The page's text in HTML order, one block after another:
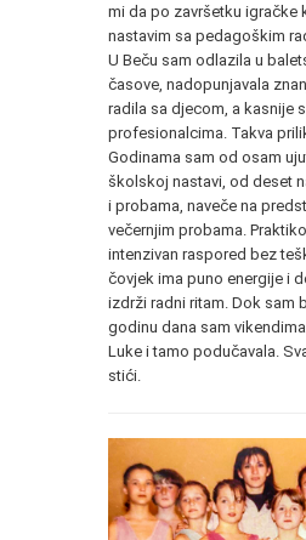
mi da po završetku igračke
nastavim sa pedagoškim
U Beču sam odlazila u
časove, nadopunjavala
radila sa djecom, a kasnije
profesionalcima. Takva
Godinama sam od osam
školskoj nastavi, od deset
i probama, naveče na
večernjim probama.
intenzivan raspored bez
čovjek ima puno energije i
izdrži radni ritam. Dok sam
godinu dana sam
Luke i tamo podučavala.
stići.